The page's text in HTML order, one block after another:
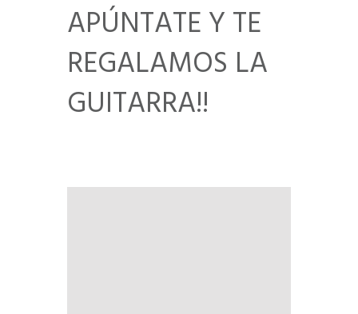
APÚNTATE Y TE
REGALAMOS LA
GUITARRA!!